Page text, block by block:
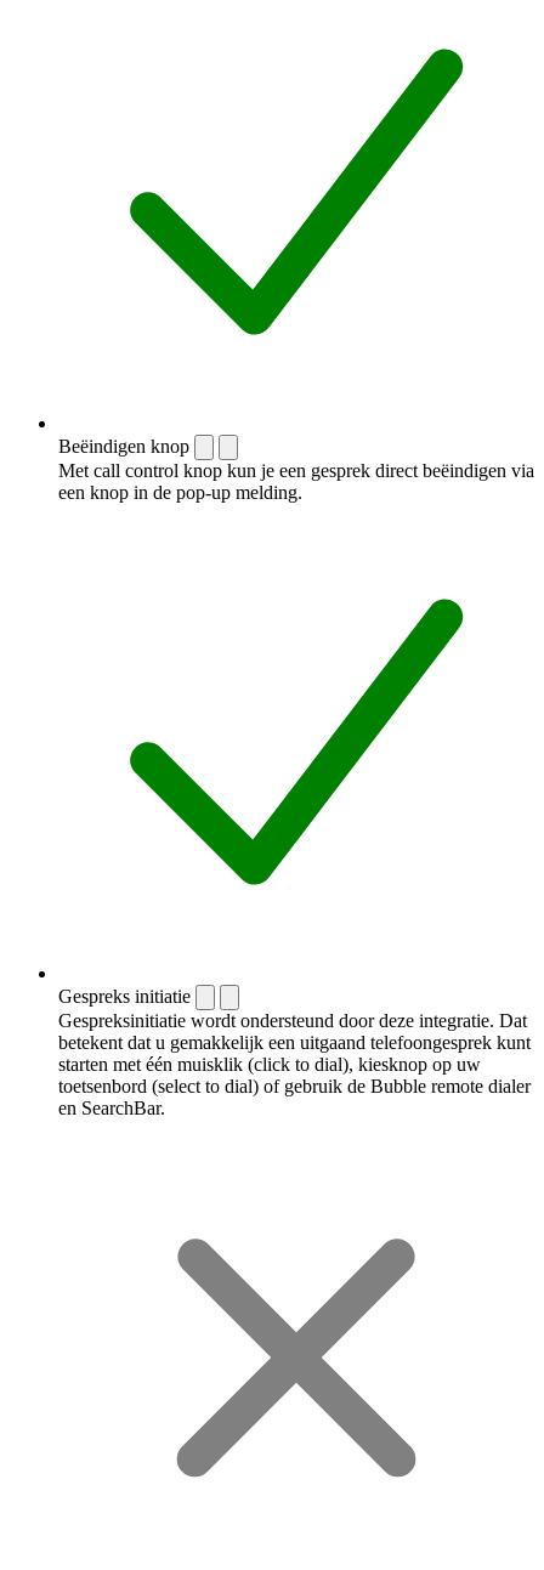
Beëindigen knop
Met call control knop kun je een gesprek direct beëindigen via
een knop in de pop-up melding.
Gespreks initiatie
Gespreksinitiatie wordt ondersteund door deze integratie. Dat
betekent dat u gemakkelijk een uitgaand telefoongesprek kunt
starten met één muisklik (click to dial), kiesknop op uw
toetsenbord (select to dial) of gebruik de Bubble remote dialer
en SearchBar.